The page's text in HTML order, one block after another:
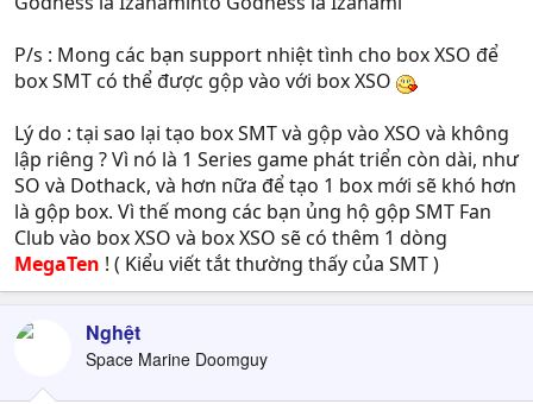
P/s : Mong các bạn support nhiệt tình cho box XSO để
box SMT có thể được gộp vào với box XSO
Lý do : tại sao lại tạo box SMT và gộp vào XSO và không
lập riêng ? Vì nó là 1 Series game phát triển còn dài, như
SO và Dothack, và hơn nữa để tạo 1 box mới sẽ khó hơn
là gộp box. Vì thế mong các bạn ủng hộ gộp SMT Fan
Club vào box XSO và box XSO sẽ có thêm 1 dòng
MegaTen ! ( Kiểu viết tắt thường thấy của SMT )
Nghệt
Space Marine Doomguy